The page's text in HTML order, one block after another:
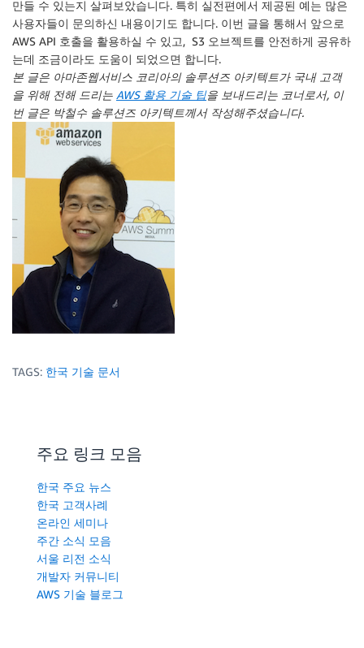
SK =" $AWS_SECRET_ACCESS_KEY
AK="$AWS_ACCESS_KEY_ID"
REGION="$AWS_DEFAULT_REGION"
[ $# -ne 6 ] && exit 2
while getopts ":b:k:e:" OPT; do
case $OPT
in
        b
)
BUCKET
;;
        k
)
S3KEY=$OPTARG
;;
        e
)
EXPIRES
=$OPTARG
;
       *
)
echo
"Invalid option: -
exit 3
esac
ENDPOINT="http://${BUCKET}
# step 1. Create a Canonical request
AMZ_DATE= $(date
DATESTAMP=$( date
AMZ_EXPIRES=$((
HTTPMETHOD=
"GET"
CANONICAL_URI
만들 수 있는지 살펴보았습니다. 특히 실전편에서 제공된 예는 많은
사용자들이 문의하신 내용이기도 합니다. 이번 글을 통해서 앞으로
AWS API 호출을 활용하실 수 있고, S3 오브젝트를 안전하게 공유하
는데 조금이라도 도움이 되었으면 합니다.
본 글은 아마존웹서비스 코리아의 솔루션즈 아키텍트가 국내 고객
을 위해 전해 드리는 AWS 활용 기술 팁을 보내드리는 코너로서, 이
번 글은 박철수 솔루션즈 아키텍트께서 작성해주셨습니다.
TAGS: 한국 기술 문서
주요 링크 모음
한국 주요 뉴스
한국 고객사례
온라인 세미나
주간 소식 모음
서울 리전 소식
개발자 커뮤니티
AWS 기술 블로그